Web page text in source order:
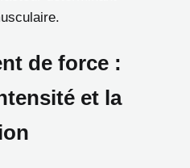
de force :
et la